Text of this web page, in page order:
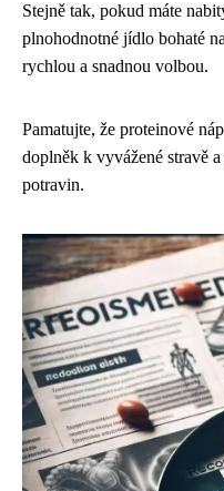
Stejně tak, pokud máte
plnohodnotné jídlo bohaté
rychlou a snadnou volbou.
Pamatujte, že proteinové
doplněk k vyvážené stravě
potravin.